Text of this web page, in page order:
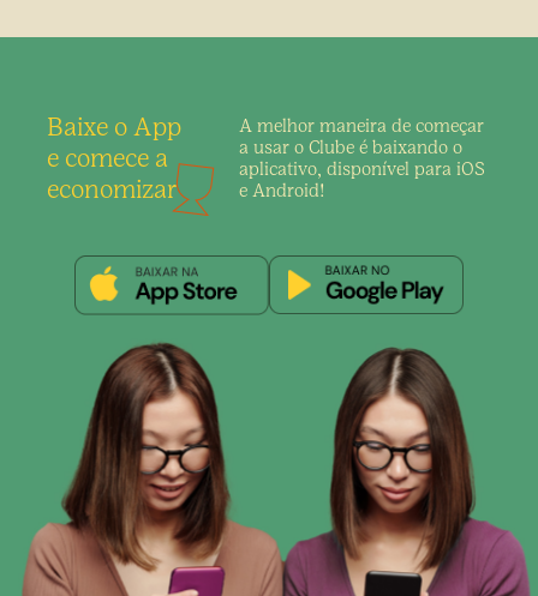
Baixe o App
e comece a
economizar
A melhor maneira de começar
a usar o Clube é baixando o
aplicativo, disponível para iOS
e Android!